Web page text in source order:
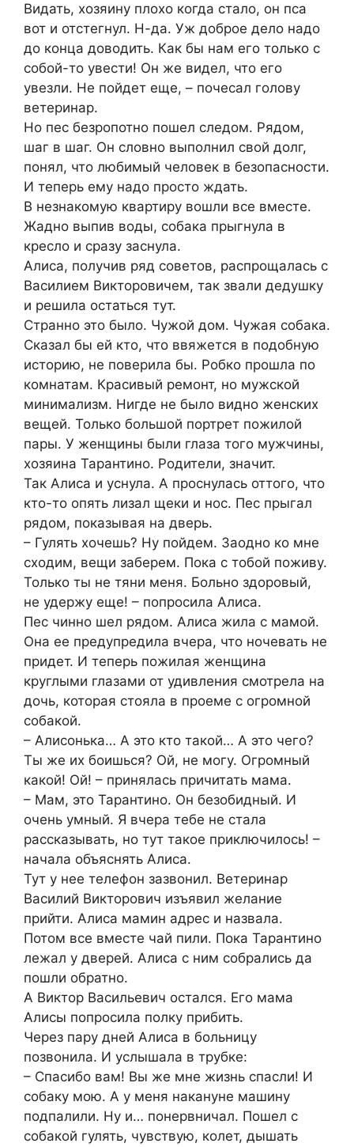
Видать, хозяину плохо когда стало, он пса
вот и отстегнул. Н-да. Уж доброе дело надо
до конца доводить. Как бы нам его только с
собой-то увести! Он же видел, что его
увезли. Не пойдет еще, – почесал голову
ветеринар.
Но пес безропотно пошел следом. Рядом,
шаг в шаг. Он словно выполнил свой долг,
понял, что любимый человек в безопасности.
И теперь ему надо просто ждать.
В незнакомую квартиру вошли все вместе.
Жадно выпив воды, собака прыгнула в
кресло и сразу заснула.
Алиса, получив ряд советов, распрощалась с
Василием Викторовичем, так звали дедушку
и решила остаться тут.
Странно это было. Чужой дом. Чужая собака.
Сказал бы ей кто, что ввяжется в подобную
историю, не поверила бы. Робко прошла по
комнатам. Красивый ремонт, но мужской
минимализм. Нигде не было видно женских
вещей. Только большой портрет пожилой
пары. У женщины были глаза того мужчины,
хозяина Тарантино. Родители, значит.
Так Алиса и уснула. А проснулась оттого, что
кто-то опять лизал щеки и нос. Пес прыгал
рядом, показывая на дверь.
– Гулять хочешь? Ну пойдем. Заодно ко мне
сходим, вещи заберем. Пока с тобой поживу.
Только ты не тяни меня. Больно здоровый,
не удержу еще! – попросила Алиса.
Пес чинно шел рядом. Алиса жила с мамой.
Она ее предупредила вчера, что ночевать не
придет. И теперь пожилая женщина
круглыми глазами от удивления смотрела на
дочь, которая стояла в проеме с огромной
собакой.
– Алисонька… А это кто такой… А это чего?
Ты же их боишься? Ой, не могу. Огромный
какой! Ой! – принялась причитать мама.
– Мам, это Тарантино. Он безобидный. И
очень умный. Я вчера тебе не стала
рассказывать, но тут такое приключилось! –
начала объяснять Алиса.
Тут у нее телефон зазвонил. Ветеринар
Василий Викторович изъявил желание
прийти. Алиса мамин адрес и назвала.
Потом все вместе чай пили. Пока Тарантино
лежал у дверей. Алиса с ним собрались да
пошли обратно.
А Виктор Васильевич остался. Его мама
Алисы попросила полку прибить.
Через пару дней Алиса в больницу
позвонила. И услышала в трубке:
– Спасибо вам! Вы же мне жизнь спасли! И
собаку мою. А у меня накануне машину
подпалили. Ну и… понервничал. Пошел с
собакой гулять, чувствую, колет, дышать